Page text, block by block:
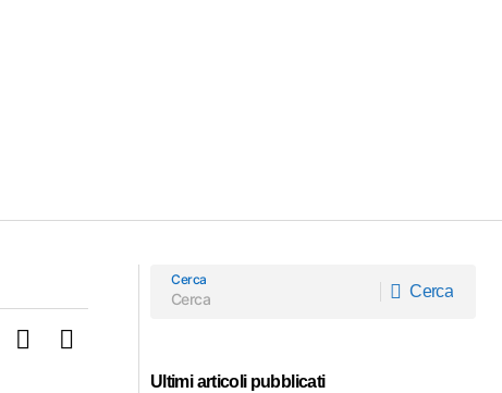
Cerca
Cerca
Ultimi articoli pubblicati